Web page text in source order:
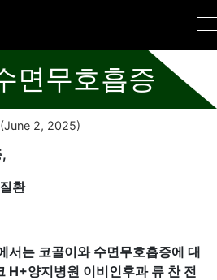
면무호흡증
(June 2, 2025)
환
서는 코골이와 수면무호흡증에 대
H+양지병원 이비인후과 류 찬 전